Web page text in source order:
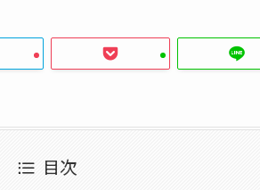
目次